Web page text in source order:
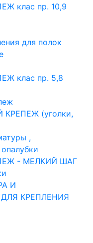
клас пр. 10,9
для полок
клас пр. 5,8
(уголки,
,
- МЕЛКИЙ ШАГ
И
КРЕПЛЕНИЯ